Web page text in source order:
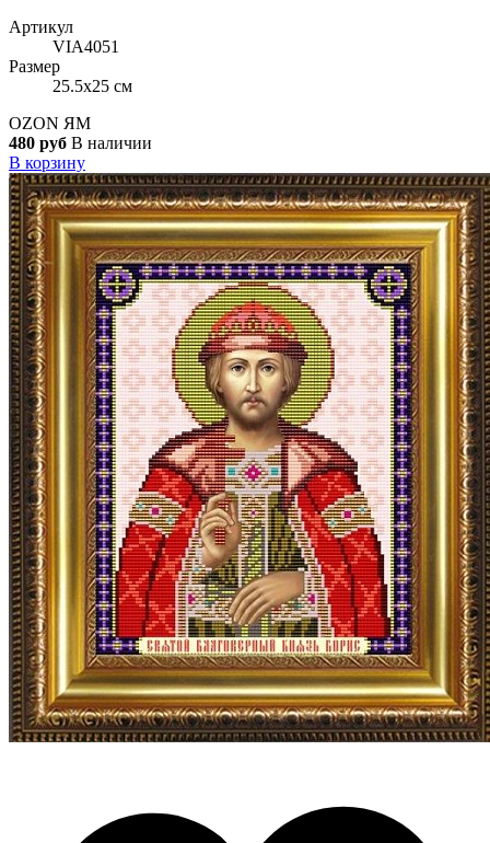
Артикул
VIA4051
Размер
25.5x25 см
OZON ЯМ
480 руб В наличии
В корзину